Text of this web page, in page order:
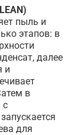
пыль и
этапов: в
далее
и
в
с
для